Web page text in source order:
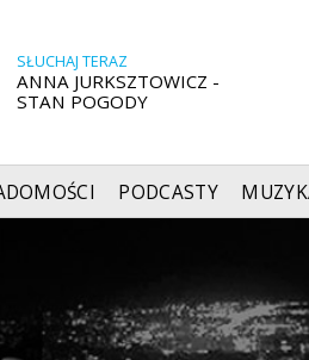
SŁUCHAJ TERAZ
ANNA JURKSZTOWICZ -
STAN POGODY
PODCASTY